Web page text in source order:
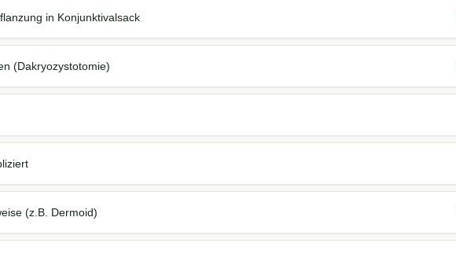
in Konjunktivalsack
(Dakryozystotomie)
(z.B. Dermoid)